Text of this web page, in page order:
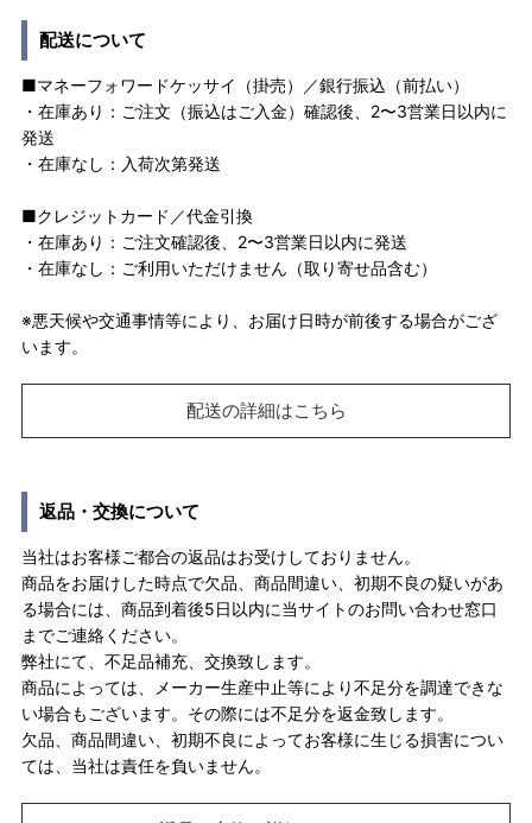
配送について
■マネーフォワードケッサイ（掛売）／銀行振込（前払い）
・在庫あり：ご注文（振込はご入金）確認後、2〜3営業日以内に
発送
・在庫なし：入荷次第発送
■クレジットカード／代金引換
・在庫あり：ご注文確認後、2〜3営業日以内に発送
・在庫なし：ご利用いただけません（取り寄せ品含む）
※悪天候や交通事情等により、お届け日時が前後する場合がござ
います。
配送の詳細はこちら
返品・交換について
当社はお客様ご都合の返品はお受けしておりません。
商品をお届けした時点で欠品、商品間違い、初期不良の疑いがあ
る場合には、商品到着後5日以内に当サイトのお問い合わせ窓口
までご連絡ください。
弊社にて、不足品補充、交換致します。
商品によっては、メーカー生産中止等により不足分を調達できな
い場合もございます。その際には不足分を返金致します。
欠品、商品間違い、初期不良によってお客様に生じる損害につい
ては、当社は責任を負いません。